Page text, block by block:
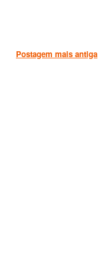
Postagem mais antiga